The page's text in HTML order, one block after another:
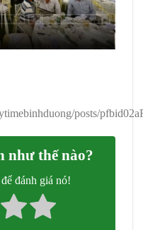
posts/
như thế nào?
đánh giá nó!